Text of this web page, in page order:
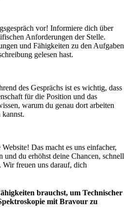
vor! Informiere dich über
Anforderungen der Stelle.
und Fähigkeiten zu den Aufgaben
gelesen hast.
des Gesprächs ist es wichtig, dass
für die Position und das
warum du genau dort arbeiten
kannst.
Das macht es uns einfacher,
und du erhöhst deine Chancen, schnell
freuen uns darauf, dich
brauchst, um Technischer
mit Bravour zu